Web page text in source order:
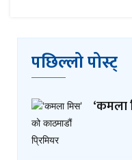
पछिल्लो पोस्ट्
‘कमला